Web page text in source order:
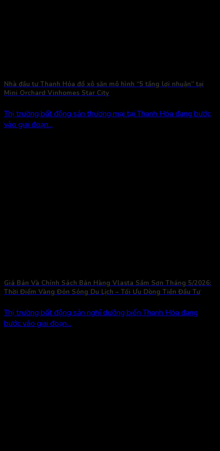
Nhà đầu tư Thanh Hóa đổ xô săn mô hình “5 tầng lợi nhuận” tại
Mini Orchard Vinhomes Star City
Thị trường bất động sản thương mại tại Thanh Hóa đang bước
vào giai đoạn...
Giá Bán Và Chính Sách Bán Hàng Vlasta Sầm Sơn Tháng 5/2026:
Thời Điểm Vàng Đón Sóng Du Lịch – Tối Ưu Dòng Tiền Đầu Tư
Thị trường bất động sản nghỉ dưỡng biển Thanh Hóa đang
bước vào giai đoạn...